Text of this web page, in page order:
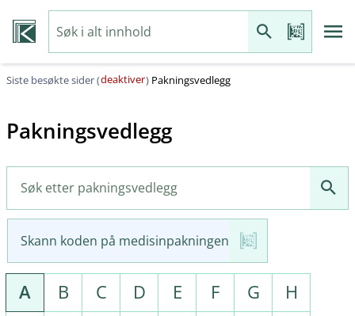
Siste besøkte sider (deaktiver) Pakningsvedlegg
Pakningsvedlegg
Skann koden på medisinpakningen
A B C D E F G
H